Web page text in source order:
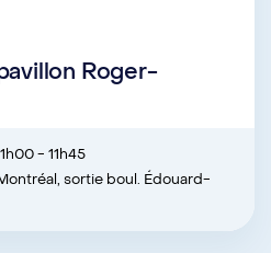
Roger-
- 11h45
sortie boul. Édouard-